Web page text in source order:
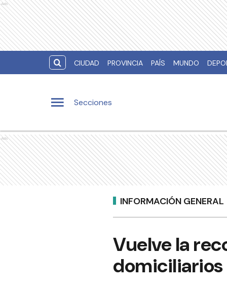
Ads
CIUDAD PROVINCIA PAÍS MUNDO
Secciones
Ads
INFORMACIÓN GENERAL
Vuelve la
domiciliarios